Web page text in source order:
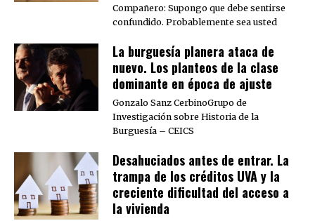
Compañero: Supongo que debe sentirse
confundido. Probablemente sea usted
La burguesía planera ataca de
nuevo. Los planteos de la clase
dominante en época de ajuste
Gonzalo Sanz CerbinoGrupo de
Investigación sobre Historia de la
Burguesía – CEICS
Desahuciados antes de entrar. La
trampa de los créditos UVA y la
creciente dificultad del acceso a
la vivienda